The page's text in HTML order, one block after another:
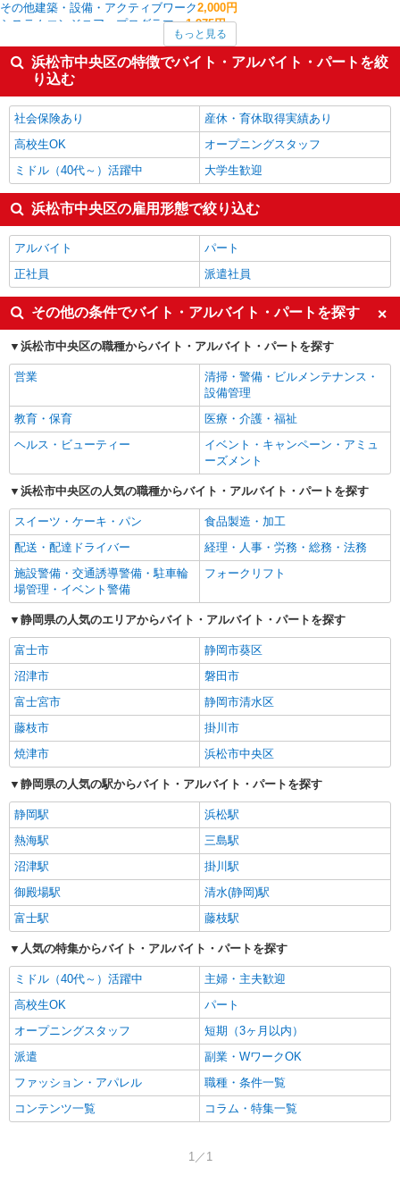
その他建築・設備・アクティブワーク2,000円
システムエンジニア・プログラマー1,975円
1,630円
生産管理・品質管理1,600円
CADオペレーター・積算1,550円
金融・貿易事務
浜松市中央区の他の職種の平均時給を見る
もっと見る
浜松市中央区の特徴でバイト・アルバイト・パートを絞
り込む
社会保険あり
産休・育休取得実績あり
高校生OK
オープニングスタッフ
ミドル（40代～）活躍中
大学生歓迎
浜松市中央区の雇用形態で絞り込む
アルバイト
パート
正社員
派遣社員
その他の条件でバイト・アルバイト・パートを探す
浜松市中央区の職種からバイト・アルバイト・パートを探す
営業
清掃・警備・ビルメンテナンス・
設備管理
教育・保育
医療・介護・福祉
ヘルス・ビューティー
イベント・キャンペーン・アミュ
ーズメント
浜松市中央区の人気の職種からバイト・アルバイト・パートを探す
スイーツ・ケーキ・パン
食品製造・加工
配送・配達ドライバー
経理・人事・労務・総務・法務
施設警備・交通誘導警備・駐車輪
場管理・イベント警備
フォークリフト
静岡県の人気のエリアからバイト・アルバイト・パートを探す
富士市
静岡市葵区
沼津市
磐田市
富士宮市
静岡市清水区
藤枝市
掛川市
焼津市
浜松市中央区
静岡県の人気の駅からバイト・アルバイト・パートを探す
静岡駅
浜松駅
熱海駅
三島駅
沼津駅
掛川駅
御殿場駅
清水(静岡)駅
富士駅
藤枝駅
人気の特集からバイト・アルバイト・パートを探す
ミドル（40代～）活躍中
主婦・主夫歓迎
高校生OK
パート
オープニングスタッフ
短期（3ヶ月以内）
派遣
副業・WワークOK
ファッション・アパレル
職種・条件一覧
コンテンツ一覧
コラム・特集一覧
1／1